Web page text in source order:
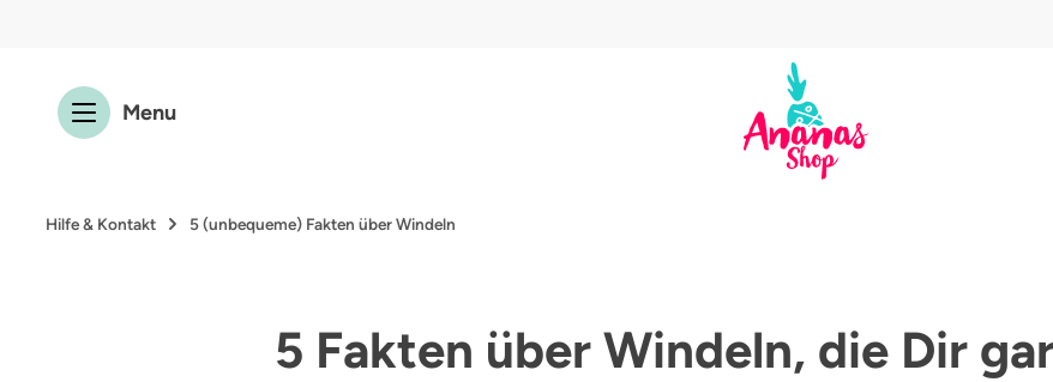
Menu
Hilfe & Kontakt 5 (unbequeme) Fakten über Windeln
5 Fakten über Windeln, die Dir